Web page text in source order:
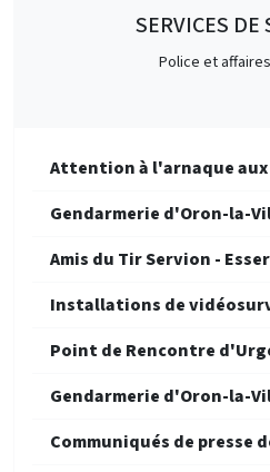
SERVICES DE
Police et
Attention à l'arnaque
Gendarmerie d'Oron-la-
Amis du Tir Servion -
Installations de
Point de Rencontre
Gendarmerie d'Oron-la-
Communiqués de presse